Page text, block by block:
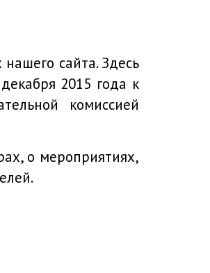
сайта. Здесь
2015 года к
комиссией
о мероприятиях,